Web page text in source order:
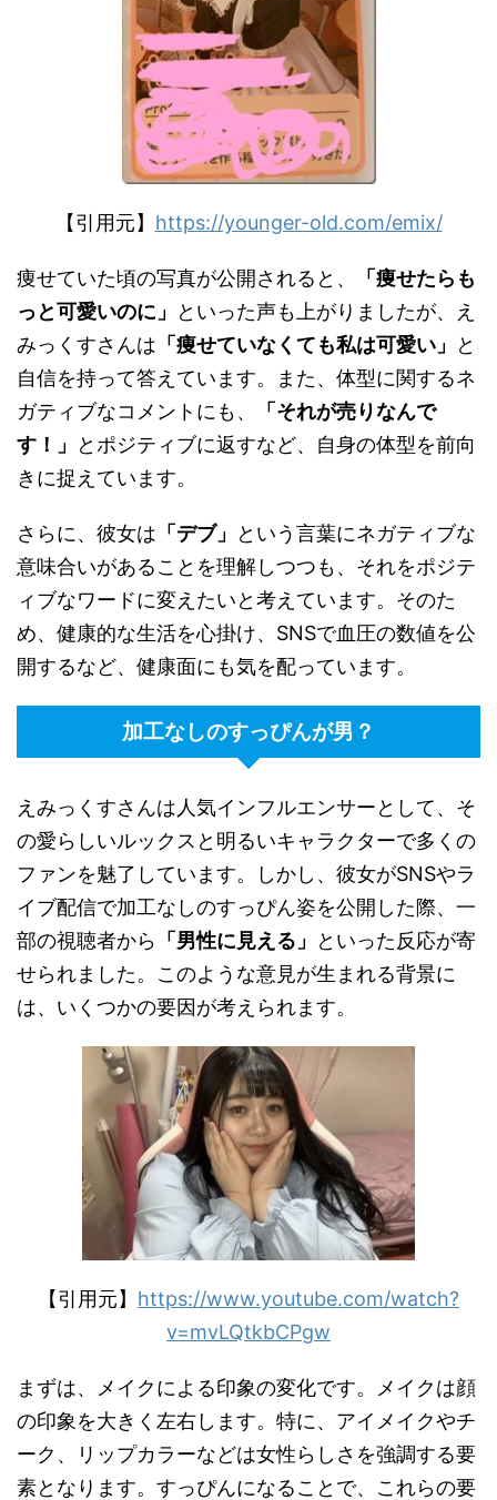
【引用元】 https://younger-old.com/emix/
痩せていた頃の写真が公開されると、
「痩せたらも
っと可愛いのに」
といった声も上がりましたが、え
みっくすさんは 「痩せていなくても私は可愛い」
と
自信を持って答えています。また、体型に関するネ
ガティブなコメントにも、
「それが売りなんで
す！」
とポジティブに返すなど、自身の体型を前向
きに捉えています。
さらに、彼女は 「デブ」
という言葉にネガティブな
意味合いがあることを理解しつつも、それをポジテ
ィブなワードに変えたいと考えています。そのた
め、健康的な生活を心掛け、SNSで血圧の数値を公
開するなど、健康面にも気を配っています。
加工なしのすっぴんが男？
えみっくすさんは人気インフルエンサーとして、そ
の愛らしいルックスと明るいキャラクターで多くの
ファンを魅了しています。しかし、彼女がSNSやラ
イブ配信で加工なしのすっぴん姿を公開した際、一
部の視聴者から 「男性に見える」
といった反応が寄
せられました。このような意見が生まれる背景に
は、いくつかの要因が考えられます。
【引用元】 https://www.youtube.com/watch?
v=mvLQtkbCPgw
まずは、メイクによる印象の変化です。メイクは顔
の印象を大きく左右します。特に、アイメイクやチ
ーク、リップカラーなどは女性らしさを強調する要
素となります。すっぴんになることで、これらの要